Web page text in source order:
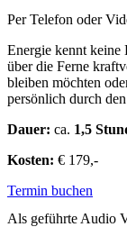
Per Telefon oder
Energie kennt keine
über die Ferne
bleiben möchten
persönlich durch
Dauer: ca. 1,5
Kosten: € 179,-
Termin buchen
Als geführte Audio